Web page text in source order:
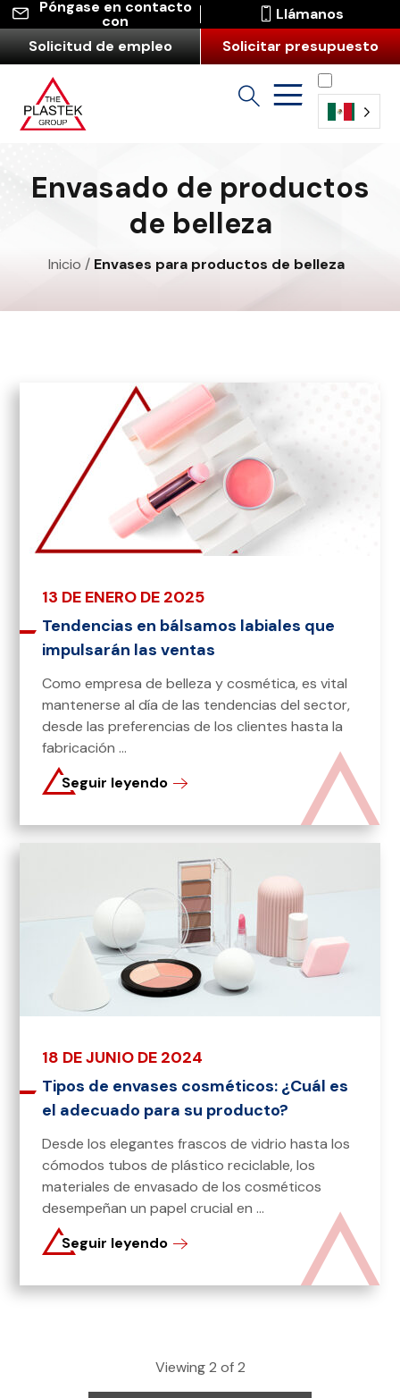
Póngase en contacto
con
Llámanos
Solicitud de empleo
Solicitar presupuesto
Envasado de productos
de belleza
Inicio / Envases para productos de belleza
13 DE ENERO DE 2025
Tendencias en bálsamos labiales que
impulsarán las ventas
Como empresa de belleza y cosmética, es vital
mantenerse al día de las tendencias del sector,
desde las preferencias de los clientes hasta la
fabricación ...
Seguir leyendo
18 DE JUNIO DE 2024
Tipos de envases cosméticos: ¿Cuál es
el adecuado para su producto?
Desde los elegantes frascos de vidrio hasta los
cómodos tubos de plástico reciclable, los
materiales de envasado de los cosméticos
desempeñan un papel crucial en ...
Seguir leyendo
Viewing 2 of 2